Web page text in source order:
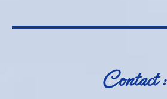
Contact :